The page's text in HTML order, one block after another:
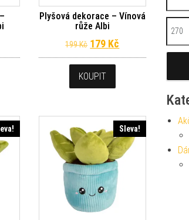
byla: 199 Kč.
cena je: 179 Kč.
Plyšová dekorace – Vínová
růže Albi
199Kč Původní cena byla:
179 Kč Aktuální cena
KOUPIT
Sleva!